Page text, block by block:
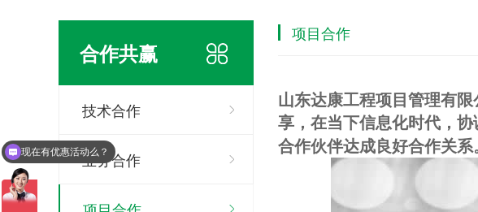
合作共赢
技术合作
业务合作
项目合作
山东达康工程项目管理有
享，在当下信息化时代，
合作伙伴达成良好合作关系
现在有优惠活动么？